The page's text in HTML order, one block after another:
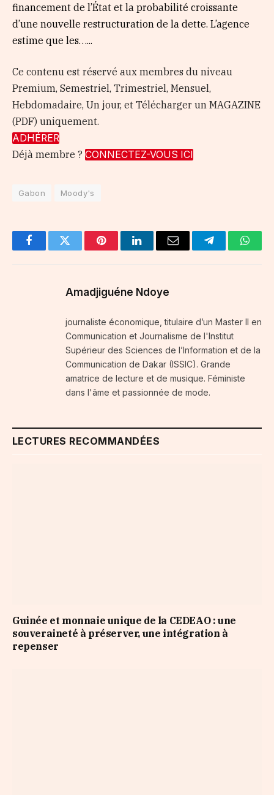
financement de l’État et la probabilité croissante
d’une nouvelle restructuration de la dette. L’agence
estime que les…...
Ce contenu est réservé aux membres du niveau
Premium, Semestriel, Trimestriel, Mensuel,
Hebdomadaire, Un jour, et Télécharger un MAGAZINE
(PDF) uniquement.
ADHÉRER
Déjà membre ? CONNECTEZ-VOUS ICI
Gabon Moody's
FacebookTwitter PinterestLinkedInEmail Telegram
Amadjiguéne Ndoye
journaliste économique, titulaire d’un Master II en
Communication et Journalisme de l'Institut
Supérieur des Sciences de l’Information et de la
Communication de Dakar (ISSIC). Grande
amatrice de lecture et de musique. Féministe
dans l'âme et passionnée de mode.
LECTURES RECOMMANDÉES
Guinée et monnaie unique de la CEDEAO : une
souveraineté à préserver, une intégration à
repenser